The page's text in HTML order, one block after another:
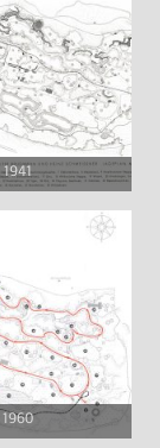
1941
1960